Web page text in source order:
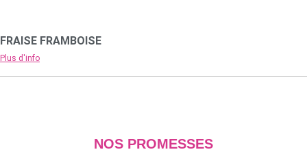
FRAISE FRAMBOISE
Plus d'info
NOS PROMESSES